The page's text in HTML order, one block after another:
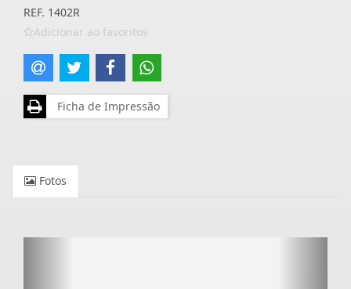
REF. 1402R
Adicionar ao favoritos
Ficha de Impressão
Fotos